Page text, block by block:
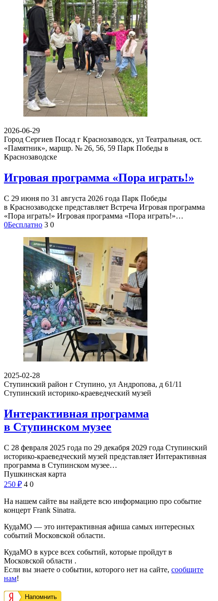
2026-06-29
Город Сергиев Посад г Краснозаводск, ул Театральная, ост.
«Памятник», маршр. № 26, 56, 59 Парк Победы в
Краснозаводске
Игровая программа «Пора играть!»
С 29 июня по 31 августа 2026 года Парк Победы
в Краснозаводске представляет Встреча Игровая программа
«Пора играть!» Игровая программа «Пора играть!»…
0Бесплатно 3 0
2025-02-28
Ступинский район г Ступино, ул Андропова, д 61/11
Ступинский историко-краеведческий музей
Интерактивная программа
в Ступинском музее
С 28 февраля 2025 года по 29 декабря 2029 года Ступинский
историко-краеведческий музей представляет Интерактивная
программа в Ступинском музее…
Пушкинская карта
250 ₽ 4 0
На нашем сайте вы найдете всю информацию про событие
концерт Frank Sinatra.
КудаМО — это интерактивная афиша самых интересных
событий Московской области.
КудаМО в курсе всех событий, которые пройдут в
Московской области .
Если вы знаете о событии, которого нет на сайте, сообщите
нам!
Напомнить